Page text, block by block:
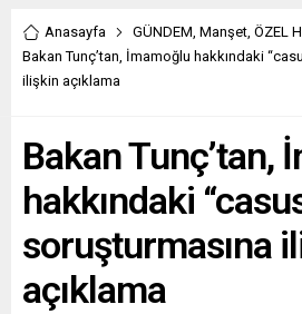
Anasayfa GÜNDEM, Manşet, ÖZEL
Bakan Tunç’tan, İmamoğlu hakkındaki
ilişkin açıklama
Bakan Tunç’tan,
hakkındaki
soruşturmasına
açıklama